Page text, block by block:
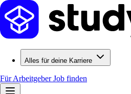
Alles für deine Karriere
Für ArbeitgeberJob finden